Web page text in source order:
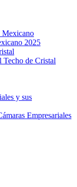
2025
Techo de Cristal
y sus
Empresariales